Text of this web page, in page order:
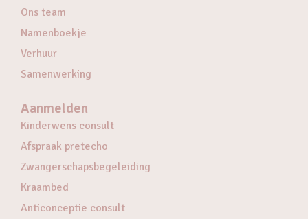
Ons team
Namenboekje
Verhuur
Samenwerking
Aanmelden
Kinderwens consult
Afspraak pretecho
Zwangerschapsbegeleiding
Kraambed
Anticonceptie consult